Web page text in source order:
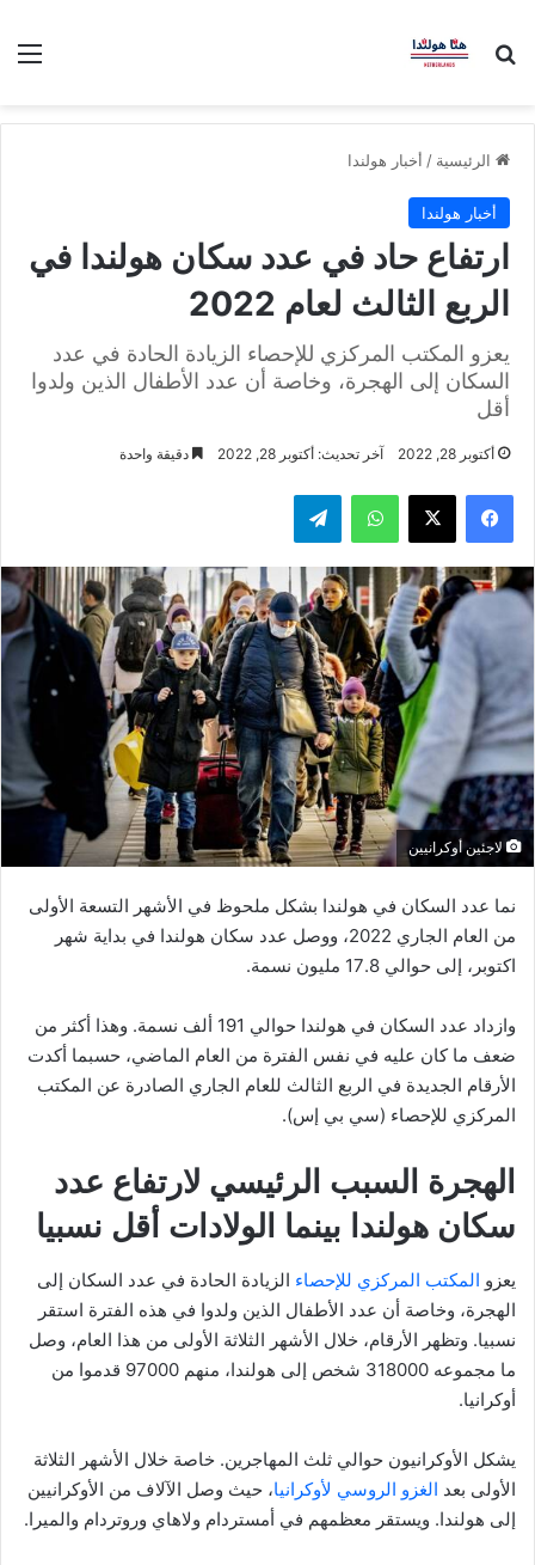
بحث عن
الرئيسية / أخبار هولندا
أخبار هولندا
ارتفاع حاد في عدد سكان هولندا في
الربع الثالث لعام 2022
يعزو المكتب المركزي للإحصاء الزيادة الحادة في عدد
السكان إلى الهجرة، وخاصة أن عدد الأطفال الذين ولدوا
أقل
أكتوبر 28, 2022 آخر تحديث: أكتوبر 28, 2022 دقيقة واحدة
فيسبوك ‫X واتساب تيلقرام
لاجئين أوكرانيين
نما عدد السكان في هولندا بشكل ملحوظ في الأشهر التسعة الأولى
من العام الجاري 2022، ووصل عدد سكان هولندا في بداية شهر
اكتوبر، إلى حوالي 17.8 مليون نسمة.
وازداد عدد السكان في هولندا حوالي 191 ألف نسمة. وهذا أكثر من
ضعف ما كان عليه في نفس الفترة من العام الماضي، حسبما أكدت
الأرقام الجديدة في الربع الثالث للعام الجاري الصادرة عن المكتب
المركزي للإحصاء (سي بي إس).
الهجرة السبب الرئيسي لارتفاع عدد
سكان هولندا بينما الولادات أقل نسبيا
يعزو المكتب المركزي للإحصاء الزيادة الحادة في عدد السكان إلى
الهجرة، وخاصة أن عدد الأطفال الذين ولدوا في هذه الفترة استقر
نسبيا. وتظهر الأرقام، خلال الأشهر الثلاثة الأولى من هذا العام، وصل
ما مجموعه 318000 شخص إلى هولندا، منهم 97000 قدموا من
أوكرانيا.
يشكل الأوكرانيون حوالي ثلث المهاجرين. خاصة خلال الأشهر الثلاثة
الأولى بعد الغزو الروسي لأوكرانيا، حيث وصل الآلاف من الأوكرانيين
إلى هولندا. ويستقر معظمهم في أمستردام ولاهاي وروتردام والميرا.